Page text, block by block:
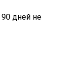
дней не